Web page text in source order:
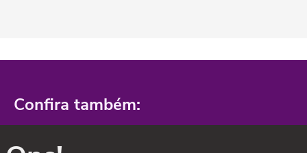
Confira também: